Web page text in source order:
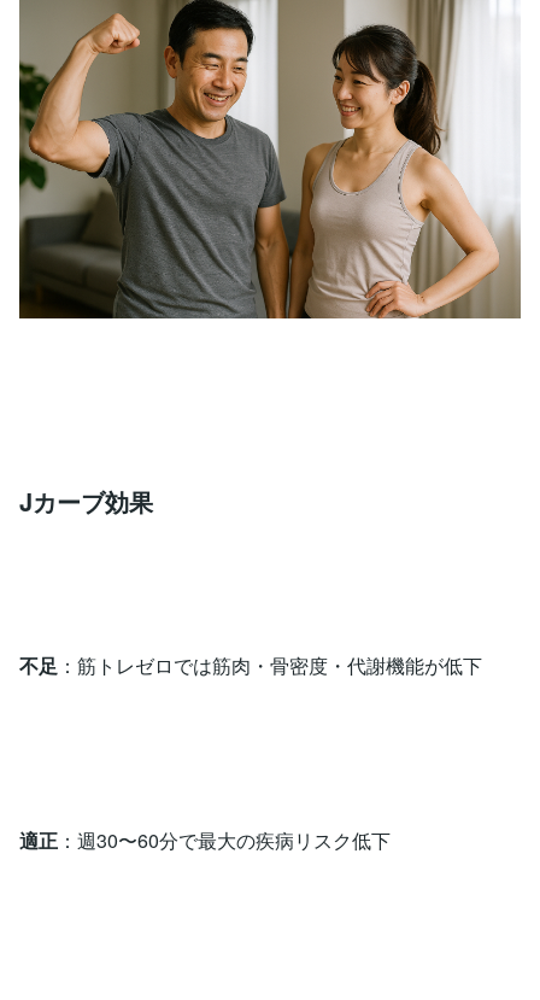
Jカーブ効果
不足 ：筋トレゼロでは筋肉・骨密度・代謝機能が低下
適正 ：週30〜60分で最大の疾病リスク低下